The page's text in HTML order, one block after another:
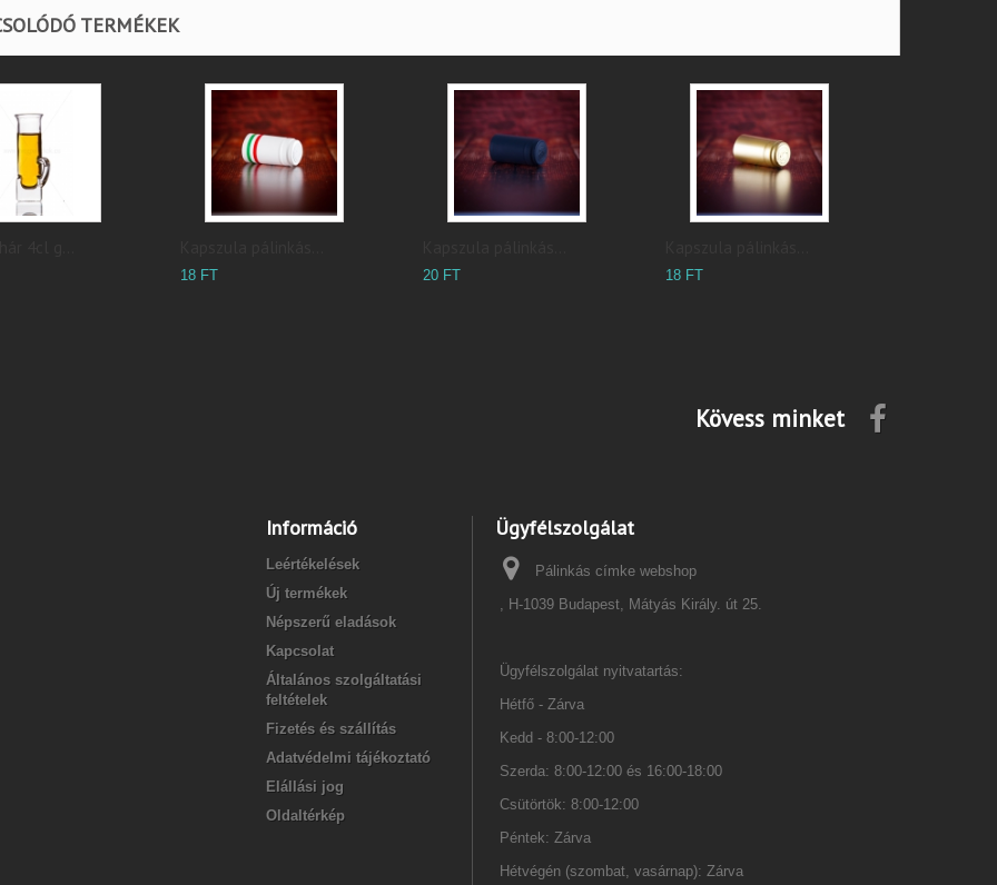
TERMÉKEK
18 FT 20 FT 18 FT
Kövess minket
Információ
Leértékelések
Új termékek
Népszerű eladások
Kapcsolat
Általános szolgáltatási
feltételek
Fizetés és szállítás
Adatvédelmi tájékoztató
Elállási jog
Oldaltérkép
Ügyfélszolgálat
Pálinkás címke webshop
, H-1039 Budapest, Mátyás Király. út 25.
Ügyfélszolgálat nyitvatartás:
Hétfő - Zárva
Kedd - 8:00-12:00
Szerda: 8:00-12:00 és 16:00-18:00
Csütörtök: 8:00-12:00
Péntek: Zárva
Hétvégén (szombat, vasárnap): Zárva